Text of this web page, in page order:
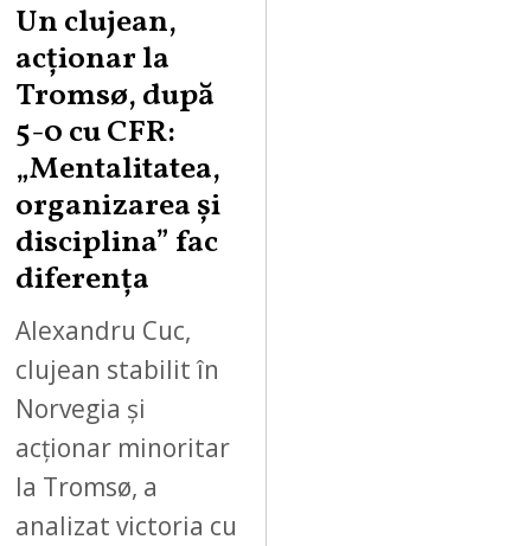
Un clujean,
acționar la
Tromsø, după
5-0 cu CFR:
„Mentalitatea,
organizarea și
disciplina” fac
diferența
Alexandru Cuc,
clujean stabilit în
Norvegia și
acționar minoritar
la Tromsø, a
analizat victoria cu